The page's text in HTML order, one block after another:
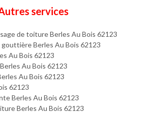
services
de toiture Berles Au Bois 62123
Berles Au Bois 62123
Au Bois 62123
Au Bois 62123
Au Bois 62123
62123
Berles Au Bois 62123
Berles Au Bois 62123